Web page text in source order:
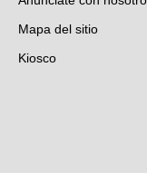
Mapa del sitio
Kiosco